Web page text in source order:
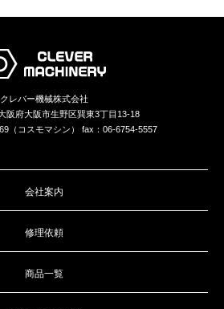
クレバー機械株式会社
阪府大阪市生野区巽東3丁目13-18
（コスモマシン） fax：06-6754-5557
会社案内
修理依頼
商品一覧